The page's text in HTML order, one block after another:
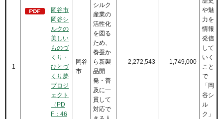
1
岡谷市
岡谷シ
ルクの
美しい
ものづ
くり・
ひとづ
くり夢
プロジ
ェクト
（PD
F：46
岡谷
市
シルク
産業の
活性化
を図る
ため、
養蚕か
ら新製
品開
発・普
及に一
貫して
対応で
2,272,543 1,749,000
や魅
力を
情報
発信
して
いく
こと
で
「岡
谷シ
ル
ク」